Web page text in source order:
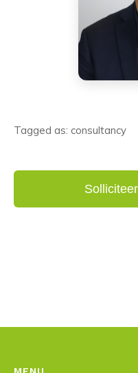
Tagged as: consultancy